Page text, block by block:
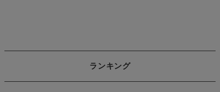
ランキング